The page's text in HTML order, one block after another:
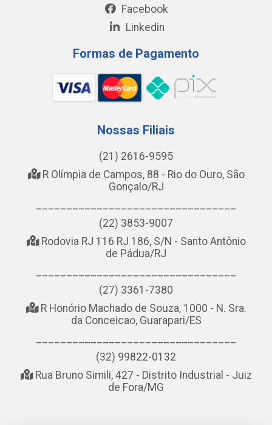
Facebook
Linkedin
Formas de Pagamento
Nossas Filiais
(21) 2616-9595
R Olímpia de Campos, 88 - Rio do Ouro, São
Gonçalo/RJ
(22) 3853-9007
Rodovia RJ 116 RJ 186, S/N - Santo Antônio
de Pádua/RJ
(27) 3361-7380
R Honório Machado de Souza, 1000 - N. Sra.
da Conceicao, Guarapari/ES
(32) 99822-0132
Rua Bruno Simili, 427 - Distrito Industrial - Juiz
de Fora/MG